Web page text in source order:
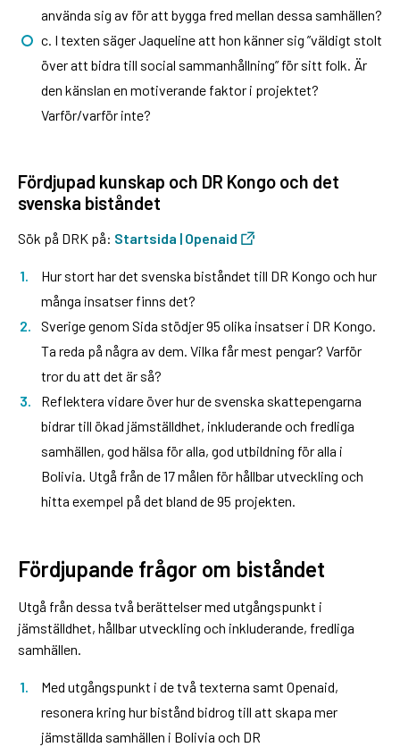
använda sig av för att bygga fred mellan dessa samhällen?
c. I texten säger Jaqueline att hon känner sig ”väldigt stolt
över att bidra till social sammanhållning” för sitt folk. Är
den känslan en motiverande faktor i projektet?
Varför/varför inte?
Fördjupad kunskap och DR Kongo och det
svenska biståndet
Sök på DRK på: Startsida | Openaid
Hur stort har det svenska biståndet till DR Kongo och hur
många insatser finns det?
Sverige genom Sida stödjer 95 olika insatser i DR Kongo.
Ta reda på några av dem. Vilka får mest pengar? Varför
tror du att det är så?
Reflektera vidare över hur de svenska skattepengarna
bidrar till ökad jämställdhet, inkluderande och fredliga
samhällen, god hälsa för alla, god utbildning för alla i
Bolivia. Utgå från de 17 målen för hållbar utveckling och
hitta exempel på det bland de 95 projekten.
Fördjupande frågor om biståndet
Utgå från dessa två berättelser med utgångspunkt i
jämställdhet, hållbar utveckling och inkluderande, fredliga
samhällen.
Med utgångspunkt i de två texterna samt Openaid,
resonera kring hur bistånd bidrog till att skapa mer
jämställda samhällen i Bolivia och DR